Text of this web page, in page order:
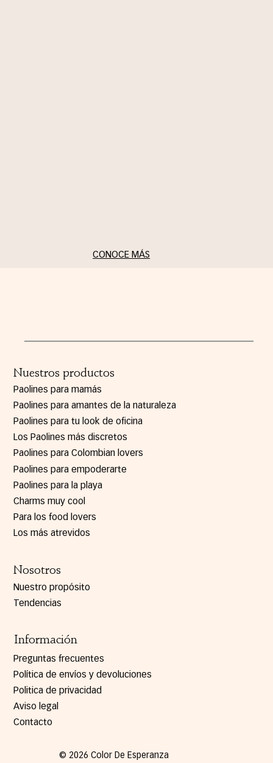
CONOCE MÁS
Nuestros productos
Paolines para mamás
Paolines para amantes de la naturaleza
Paolines para tu look de oficina
Paolines para Colombian lovers
Los Paolines más discretos
Paolines para empoderarte
Paolines para la playa
Charms muy cool
Para los food lovers
Los más atrevidos
Nosotros
Nuestro propósito
Tendencias
Información
Preguntas frecuentes
Política de envíos y devoluciones
Politica de privacidad
Aviso legal
Contacto
© 2026 Color De Esperanza